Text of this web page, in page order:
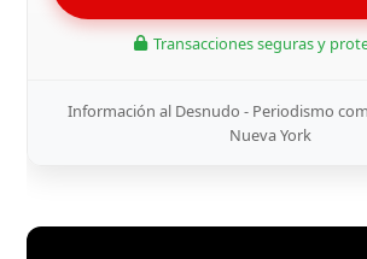
Transacciones seguras y
Información al Desnudo - Periodismo
Nueva York